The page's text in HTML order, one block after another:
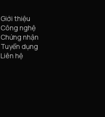
Giới thiệu
Công nghệ
Chứng nhận
Tuyển dụng
Liên hệ